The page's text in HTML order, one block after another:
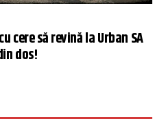
cere să revină la Urban SA
dos!